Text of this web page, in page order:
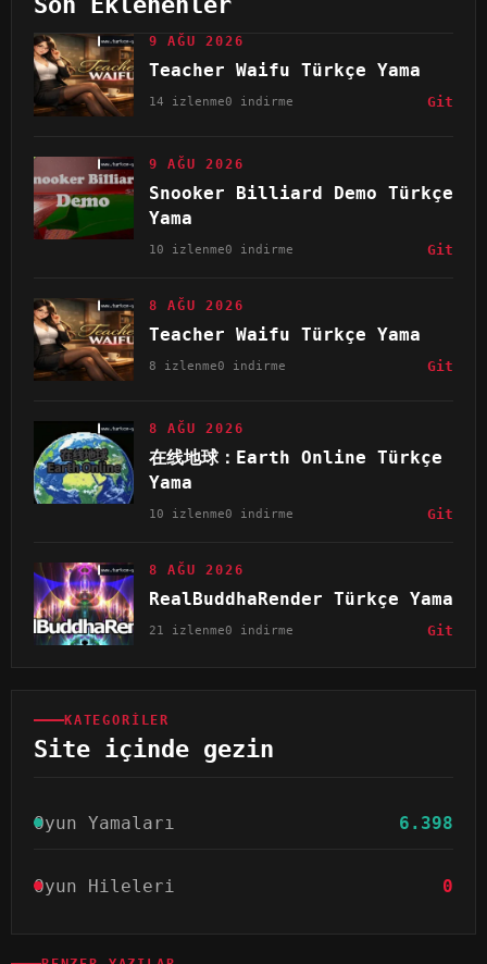
9 AĞU 2026
Teacher Waifu Türkçe Yama
14 izlenme0 indirme Git
9 AĞU 2026
Snooker Billiard Demo Türkçe
Yama
10 izlenme0 indirme Git
8 AĞU 2026
Teacher Waifu Türkçe Yama
8 izlenme0 indirme Git
8 AĞU 2026
在线地球：Earth Online Türkçe
Yama
10 izlenme0 indirme Git
8 AĞU 2026
RealBuddhaRender Türkçe Yama
21 izlenme0 indirme Git
KATEGORILER
Site içinde gezin
Oyun Yamaları 6.398
Oyun Hileleri 0